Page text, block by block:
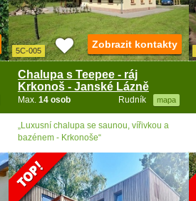
5C-005
Chalupa s Teepee - ráj
Krkonoš - Janské Lázně
Rudník mapa
Max. 14 osob
Zobrazit kontakty
„Luxusní chalupa se saunou, vířivkou a
bazénem - Krkonoše“